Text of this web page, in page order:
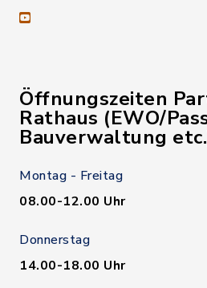
youtube
Öffnungszeiten
Rathaus (EWO/
Bauverwaltung
Montag - Freitag
08.00-12.00 Uhr
Donnerstag
14.00-18.00 Uhr